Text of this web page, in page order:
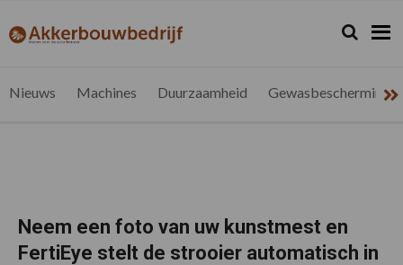
de
de
de
de
akkerbouwbedrijf.be
Nieuws
Zoeken...
Zoek
Nieuws Machines Duurzaamheid Gewasbescherming
Neem een foto van uw kunstmest en
FertiEye stelt de strooier automatisch in